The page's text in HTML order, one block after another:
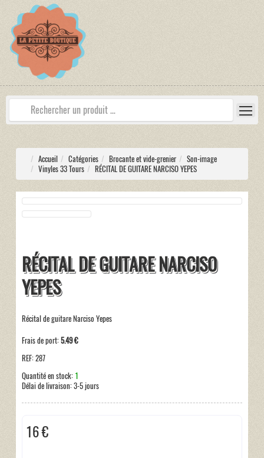
Accueil Catégories Brocante et vide-grenier
Son-image
Vinyles 33 Tours
RÉCITAL DE GUITARE NARCISO YEPES
RÉCITAL DE GUITARE NARCISO
YEPES
Récital de guitare Narciso Yepes
Frais de port:5.49 €
REF:287
Quantité en stock: 1
Délai de livraison:3-5 jours
16 €